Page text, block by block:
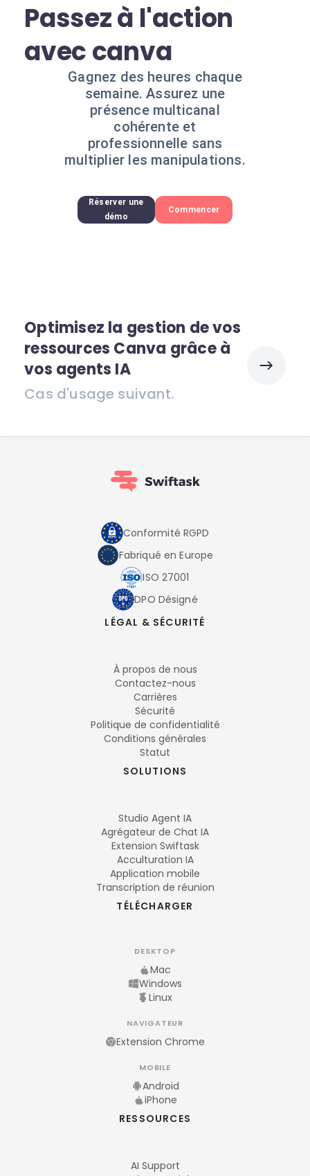
Passez à l'action
avec canva
Gagnez des heures chaque
semaine. Assurez une
présence multicanal
cohérente et
professionnelle sans
multiplier les manipulations.
Réserver une
démo
Commencer
Optimisez la gestion de vos
ressources Canva grâce à
vos agents IA
Cas d'usage suivant.
Conformité RGPD
Fabriqué en Europe
ISO 27001
DPO Désigné
LÉGAL & SÉCURITÉ
À propos de nous
Contactez-nous
Carrières
Sécurité
Politique de confidentialité
Conditions générales
Statut
SOLUTIONS
Studio Agent IA
Agrégateur de Chat IA
Extension Swiftask
Acculturation IA
Application mobile
Transcription de réunion
TÉLÉCHARGER
DESKTOP
Mac
Windows
Linux
NAVIGATEUR
Extension Chrome
MOBILE
Android
iPhone
RESSOURCES
AI Support